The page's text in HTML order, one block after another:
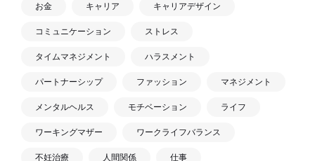
お金 キャリア キャリアデザイン
コミュニケーション ストレス
タイムマネジメント ハラスメント
パートナーシップ ファッション マネジメント
メンタルヘルス モチベーション ライフ
ワーキングマザー ワークライフバランス
不妊治療 人間関係 仕事